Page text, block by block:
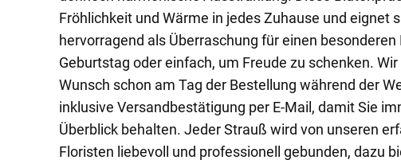
Fröhlichkeit und Wärme in jedes Zuhause und eignet
hervorragend als Überraschung für einen
Geburtstag oder einfach, um Freude zu schenken.
Wunsch schon am Tag der Bestellung während der
inklusive Versandbestätigung per E-Mail, damit Sie
Überblick behalten. Jeder Strauß wird von unseren
Floristen liebevoll und professionell gebunden, dazu